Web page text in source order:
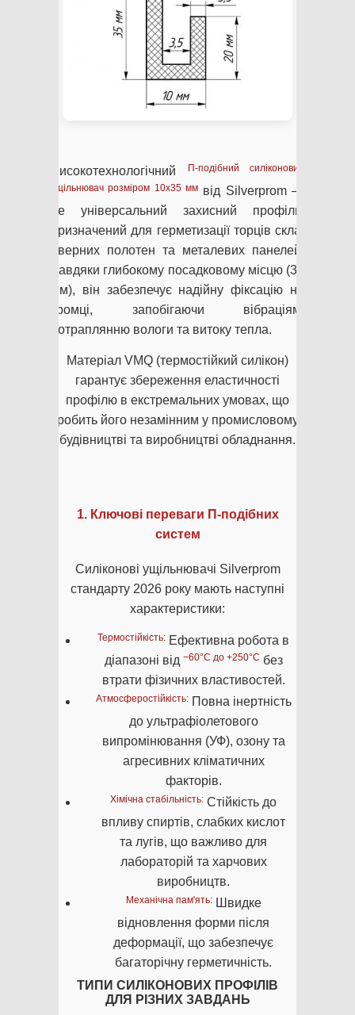
Високотехнологічний
П-подібний силіконовий
ущільнювач розміром 10х35 мм від Silverprom —
це універсальний захисний профіль,
призначений для герметизації торців скла,
дверних полотен та металевих панелей.
Завдяки глибокому посадковому місцю (35
мм), він забезпечує надійну фіксацію на
кромці, запобігаючи вібраціям,
потраплянню вологи та витоку тепла.
Матеріал VMQ (термостійкий силікон)
гарантує збереження еластичності
профілю в екстремальних умовах, що
робить його незамінним у промисловому
будівництві та виробництві обладнання.
1. Ключові переваги П-подібних
систем
Силіконові ущільнювачі Silverprom
стандарту 2026 року мають наступні
характеристики:
Термостійкість: Ефективна робота в
діапазоні від −60°C до +250°C без
втрати фізичних властивостей.
Атмосферостійкість:Повна інертність
до ультрафіолетового
випромінювання (УФ), озону та
агресивних кліматичних
факторів.
Хімічна стабільність: Стійкість до
впливу спиртів, слабких кислот
та лугів, що важливо для
лабораторій та харчових
виробництв.
Механічна пам'ять:Швидке
відновлення форми після
деформації, що забезпечує
багаторічну герметичність.
ТИПИ СИЛІКОНОВИХ ПРОФІЛІВ
ДЛЯ РІЗНИХ ЗАВДАНЬ